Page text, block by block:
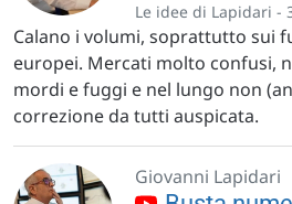
Le idee di Lapidari -
Calano i volumi, soprattutto sui
europei. Mercati molto confusi,
mordi e fuggi e nel lungo non
correzione da tutti auspicata.
Giovanni Lapidari